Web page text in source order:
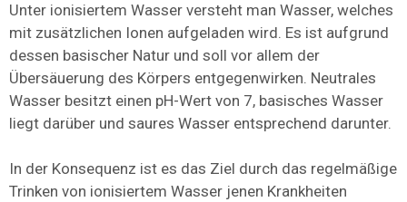
Unter ionisiertem Wasser versteht man Wasser, welches
mit zusätzlichen Ionen aufgeladen wird. Es ist aufgrund
dessen basischer Natur und soll vor allem der
Übersäuerung des Körpers entgegenwirken. Neutrales
Wasser besitzt einen pH-Wert von 7, basisches Wasser
liegt darüber und saures Wasser entsprechend darunter.
In der Konsequenz ist es das Ziel durch das regelmäßige
Trinken von ionisiertem Wasser jenen Krankheiten